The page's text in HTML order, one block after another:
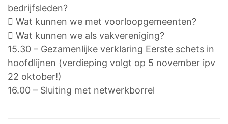
bedrijfsleden?
 Wat kunnen we met voorloopgemeenten?
 Wat kunnen we als vakvereniging?
15.30 – Gezamenlijke verklaring Eerste schets in
hoofdlijnen (verdieping volgt op 5 november ipv
22 oktober!)
16.00 – Sluiting met netwerkborrel